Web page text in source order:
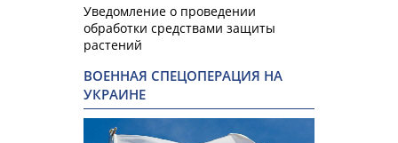
Уведомление о проведении
обработки средствами защиты
растений
ВОЕННАЯ СПЕЦОПЕРАЦИЯ НА
УКРАИНЕ